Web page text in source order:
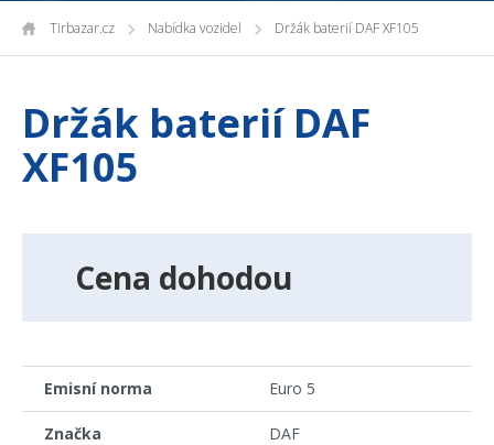
Tirbazar.cz Nabídka vozidel Držák baterií DAF XF105
Držák baterií DAF
XF105
Cena dohodou
Emisní norma Euro 5
Značka DAF